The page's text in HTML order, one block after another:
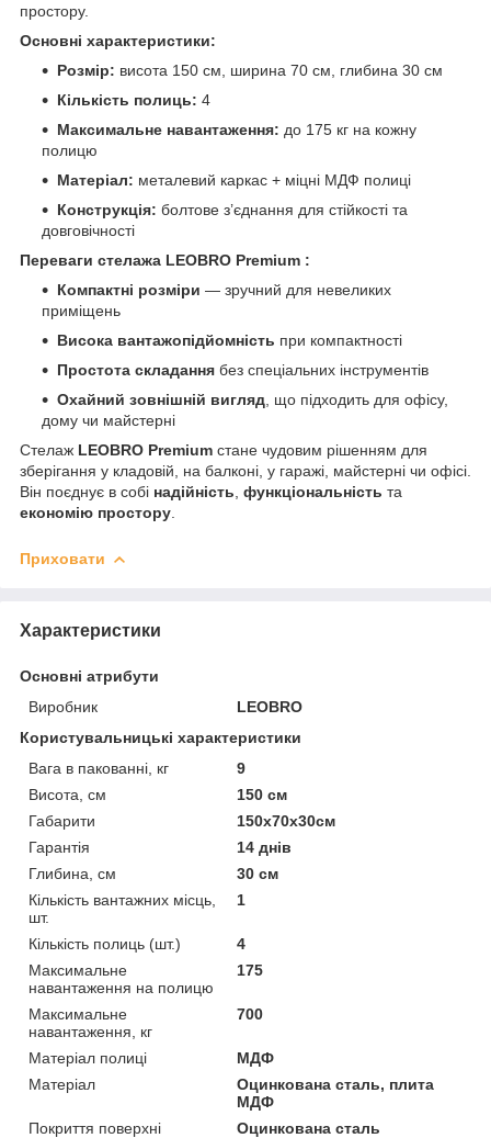
простору.
Основні характеристики:
Розмір: висота 150 см, ширина 70 см, глибина 30 см
Кількість полиць: 4
Максимальне навантаження: до 175 кг на кожну
полицю
Матеріал: металевий каркас + міцні МДФ полиці
Конструкція: болтове з’єднання для стійкості та
довговічності
Переваги стелажа LEOBRO Premium :
Компактні розміри — зручний для невеликих
приміщень
Висока вантажопідйомність при компактності
Простота складання без спеціальних інструментів
Охайний зовнішній вигляд , що підходить для офісу,
дому чи майстерні
Стелаж LEOBRO Premium стане чудовим рішенням для
зберігання у кладовій, на балконі, у гаражі, майстерні чи офісі.
Він поєднує в собі надійність функціональність та
економію простору
Приховати
Характеристики
Основні атрибути
Виробник
LEOBRO
Користувальницькі характеристики
Вага в пакованні, кг
9
Висота, см
150 см
Габарити
150х70х30см
Гарантія
14 днів
Глибина, см
30 см
Кількість вантажних місць,
шт.
1
Кількість полиць (шт.)
4
Максимальне
навантаження на полицю
175
Максимальне
навантаження, кг
700
Матеріал полиці
МДФ
Матеріал
Оцинкована сталь, плита
МДФ
Покриття поверхні
Оцинкована сталь